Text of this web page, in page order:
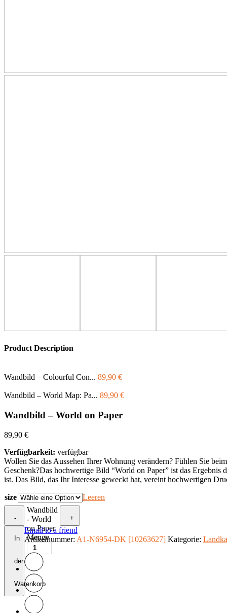
Product Description
Wandbild – Colourful Con... 89,90 €
Wandbild – World Map: Pa... 89,90 €
Wandbild – World on Paper
89,90 €
Verfügbarkeit: verfügbar
Wollen Sie das Aussehen Ihrer Wohnung verändern? Fühlen Sie
Geschenk?Das hochwertige Bild “World on Paper” ist das
ist. Das Bild, das Ihr Interesse geweckt hat, vereint hochwertigen
size Leeren
-
Wandbild
- World
on Paper
Menge
+
In
den
Warenkorb
Email to a friend
Artikelnummer: A1-N6954-DK [10263627] Kategorie: